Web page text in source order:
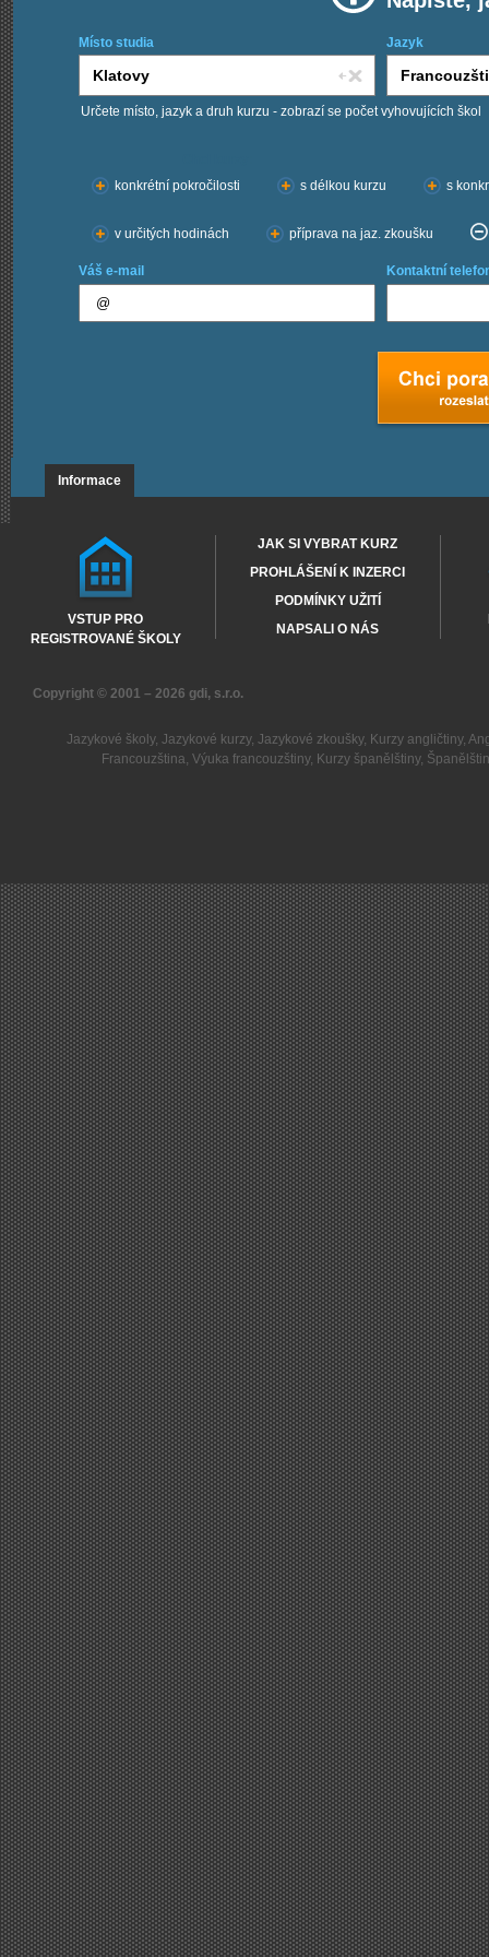
Místo studia Jazyk
Určete místo, jazyk a druh kurzu - zobrazí se počet vyhovujících škol
konkrétní pokročilosti
s délkou kurzu s
v určitých hodinách příprava na jaz. zkoušku
Váš e-mail Kontaktní
Informace
VSTUP PRO
REGISTROVANÉ ŠKOLY
JAK SI VYBRAT KURZ
PROHLÁŠENÍ K INZERCI
PODMÍNKY UŽITÍ
NAPSALI O NÁS
Copyright © 2001 – 2026 gdi, s.r.o.
Jazykové školy, Jazykové kurzy, Jazykové zkoušky, Kurzy angličtiny,
Francouzština,Výuka francouzštiny, Kurzy španělštiny,